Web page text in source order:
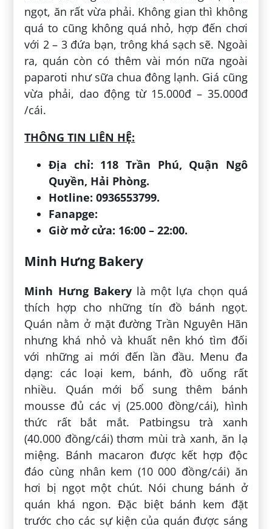
ngọt, ăn rất vừa phải. Không gian thì không
quá to cũng không quá nhỏ, hợp đến chơi
với 2 – 3 đứa bạn, trông khá sạch sẽ. Ngoài
ra, quán còn có thêm vài món nữa ngoài
paparoti như sữa chua đông lạnh. Giá cũng
vừa phải, dao động từ 15.000đ – 35.000đ
/cái.
THÔNG TIN LIÊN HỆ:
Địa chỉ: 118 Trần Phú, Quận Ngô
Quyền, Hải Phòng.
Hotline: 0936553799.
Fanapge:
Giờ mở cửa: 16:00 – 22:00.
Minh Hưng Bakery
Minh Hưng Bakerylà một lựa chọn quá
thích hợp cho những tín đồ bánh ngọt.
Quán nằm ở mặt đường Trần Nguyên Hãn
nhưng khá nhỏ và khuất nên khó tìm đối
với những ai mới đến lần đầu. Menu đa
dạng: các loại kem, bánh, đồ uống rất
nhiều. Quán mới bổ sung thêm bánh
mousse đủ các vị (25.000 đồng/cái), hình
thức rất bắt mắt. Patbingsu trà xanh
(40.000 đồng/cái) thơm mùi trà xanh, ăn lạ
miệng. Bánh macaron được kết hợp độc
đáo cùng nhân kem (10 000 đồng/cái) ăn
hơi bị ngọt một chút. Nói chung bánh ở
quán khá ngon. Đặc biệt bánh kem đặt
trước cho các sự kiện của quán được sáng